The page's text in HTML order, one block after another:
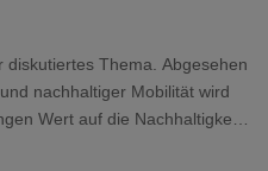
Thema. Abgesehen
nachhaltiger Mobilität wird
Wert auf die Nachhaltigkeit
nachhaltiger und